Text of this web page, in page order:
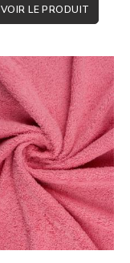
VOIR LE PRODUIT